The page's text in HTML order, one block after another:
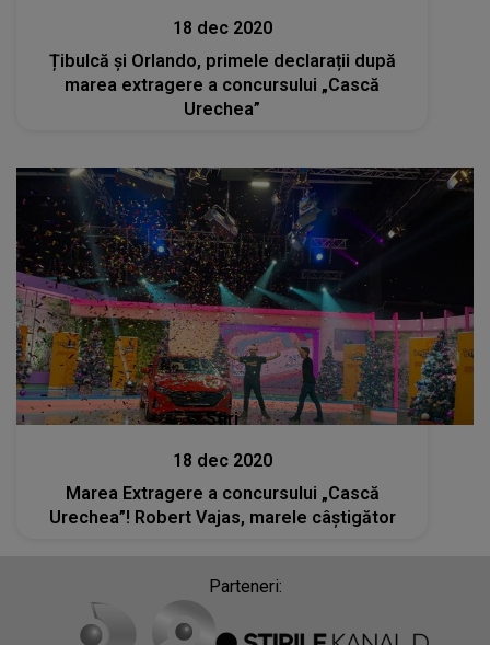
18 dec 2020
Țibulcă și Orlando, primele declarații după
marea extragere a concursului „Cască
Urechea”
Stiri
18 dec 2020
Marea Extragere a concursului „Cască
Urechea”! Robert Vajas, marele câștigător
Parteneri: